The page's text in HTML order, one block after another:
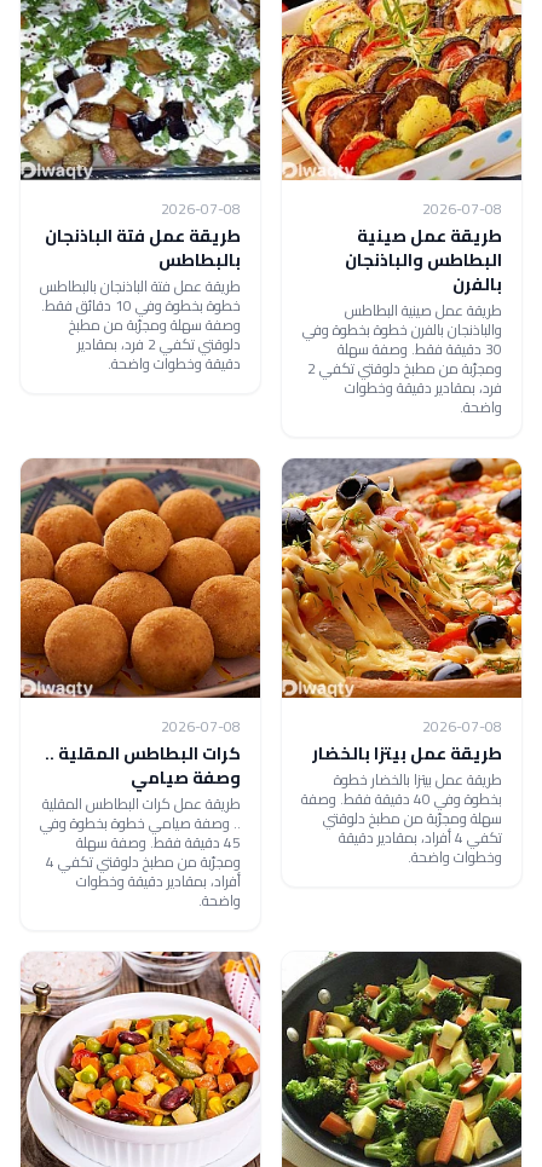
2026-07-08
طريقة عمل صينية
البطاطس والباذنجان
بالفرن
طريقة عمل صينية البطاطس
والباذنجان بالفرن خطوة بخطوة وفي
30 دقيقة فقط. وصفة سهلة
ومجرّبة من مطبخ دلوقتي تكفي 2
فرد، بمقادير دقيقة وخطوات
واضحة.
2026-07-08
طريقة عمل فتة الباذنجان
بالبطاطس
طريقة عمل فتة الباذنجان بالبطاطس
خطوة بخطوة وفي 10 دقائق فقط.
وصفة سهلة ومجرّبة من مطبخ
دلوقتي تكفي 2 فرد، بمقادير
دقيقة وخطوات واضحة.
2026-07-08
طريقة عمل بيتزا بالخضار
طريقة عمل بيتزا بالخضار خطوة
بخطوة وفي 40 دقيقة فقط. وصفة
سهلة ومجرّبة من مطبخ دلوقتي
تكفي 4 أفراد، بمقادير دقيقة
وخطوات واضحة.
2026-07-08
كرات البطاطس المقلية ..
وصفة صيامي
طريقة عمل كرات البطاطس المقلية
.. وصفة صيامي خطوة بخطوة وفي
45 دقيقة فقط. وصفة سهلة
ومجرّبة من مطبخ دلوقتي تكفي 4
أفراد، بمقادير دقيقة وخطوات
واضحة.